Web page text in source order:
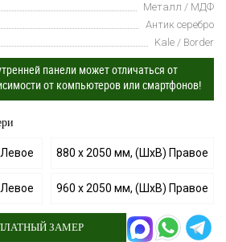
Металл / МДФ
Антик серебро
Kale / Border
панели может отличаться от
от компьютеров или смартфонов!
880 х 2050 мм, (ШхВ) Правое
960 х 2050 мм, (ШхВ) Правое
ЗАМЕР